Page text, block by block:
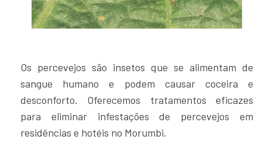
Os percevejos são insetos que se alimentam de
sangue humano e podem causar coceira e
desconforto. Oferecemos tratamentos eficazes
para eliminar infestações de percevejos em
residências e hotéis no Morumbi.